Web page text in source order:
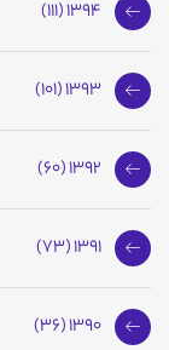
1394 (111)
1393 (101)
1392 (60)
1391 (73)
1390 (36)